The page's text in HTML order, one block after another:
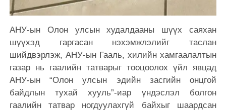
АНУ-ын Олон улсын худалдааны шүүх саяхан
шүүхэд гаргасан нэхэмжлэлийг таслан
шийдвэрлэж, АНУ-ын Гааль, хилийн хамгаалалтын
газар нь гаалийн татварыг тооцоолох үйл явцад
АНУ-ын “Олон улсын эдийн засгийн онцгой
байдлын тухай хууль”-иар үндэслэл болгон
гаалийн татвар ногдуулахгүй байхыг шаардсан